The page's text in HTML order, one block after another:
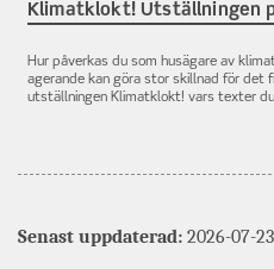
Klimatklokt! Utställningen
Hur påverkas du som husägare av
agerande kan göra stor skillnad för
utställningen Klimatklokt! vars texter
Senast uppdaterad: 2026-07-